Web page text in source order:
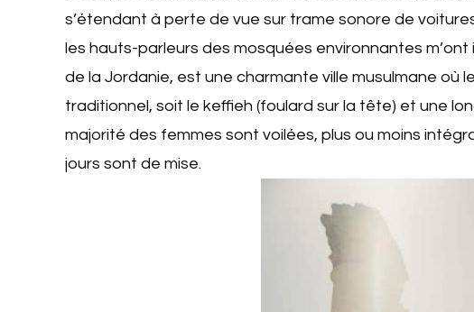
s’étendant à perte de vue sur trame sonore de
les hauts-parleurs des mosquées environnantes
de la Jordanie, est une charmante ville musulmane où
traditionnel, soit le keffieh (foulard sur la tête) et une
majorité des femmes sont voilées, plus ou moins
jours sont de mise.